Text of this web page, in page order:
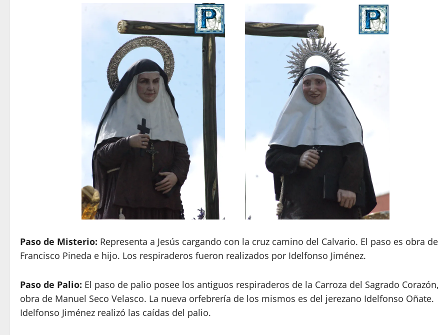
Paso de Misterio: Representa a Jesús cargando con la cruz camino del Calvario. El paso es obra de
Francisco Pineda e hijo. Los respiraderos fueron realizados por Idelfonso Jiménez.
Paso de Palio: El paso de palio posee los antiguos respiraderos de la Carroza del Sagrado Corazón,
obra de Manuel Seco Velasco. La nueva orfebrería de los mismos es del jerezano Idelfonso Oñate.
Idelfonso Jiménez realizó las caídas del palio.